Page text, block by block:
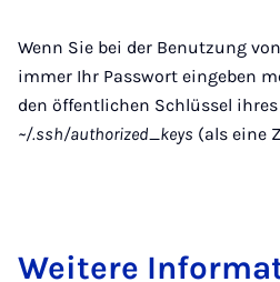
Wenn Sie bei der Benutzung von
immer Ihr Passwort eingeben
den öffentlichen Schlüssel
~/.ssh/authorized_keys (als eine
Wei­te­re